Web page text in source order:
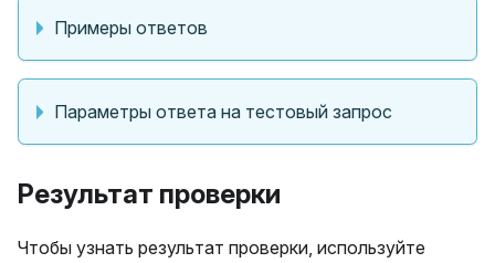
Примеры ответов
Параметры ответа на тестовый запрос
Результат проверки
Чтобы узнать результат проверки, используйте